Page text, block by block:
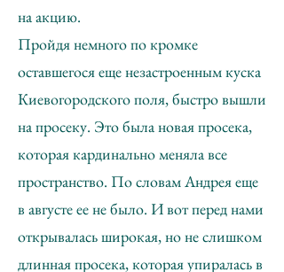
на акцию.
Пройдя немного по кромке
оставшегося еще незастроенным куска
Киевогородского поля, быстро вышли
на просеку. Это была новая просека,
которая кардинально меняла все
пространство. По словам Андрея еще
в августе ее не было. И вот перед нами
открывалась широкая, но не слишком
длинная просека, которая упиралась в